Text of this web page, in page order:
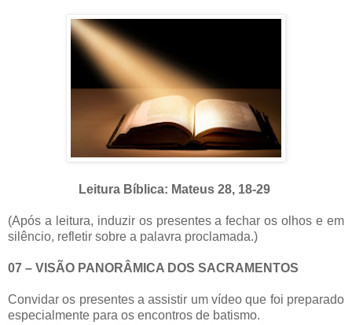
Leitura Bíblica: Mateus 28, 18-29
(Após a leitura, induzir os presentes a fechar os olhos e em
silêncio, refletir sobre a palavra proclamada.)
07 – VISÃO PANORÂMICA DOS SACRAMENTOS
Convidar os presentes a assistir um vídeo que foi preparado
especialmente para os encontros de batismo.